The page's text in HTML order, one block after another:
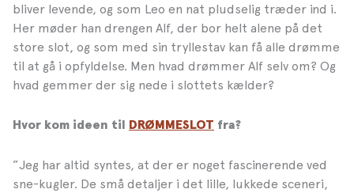
bliver levende, og som Leo en nat pludselig træder ind i.
Her møder han drengen Alf, der bor helt alene på det
store slot, og som med sin tryllestav kan få alle drømme
til at gå i opfyldelse. Men hvad drømmer Alf selv om? Og
hvad gemmer der sig nede i slottets kælder?
Hvor kom ideen til DRØMMESLOT fra?
”Jeg har altid syntes, at der er noget fascinerende ved
sne-kugler. De små detaljer i det lille, lukkede sceneri,